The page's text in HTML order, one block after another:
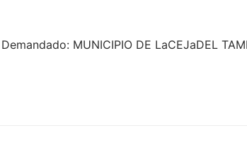
MUNICIPIO DE LaCEJaDEL